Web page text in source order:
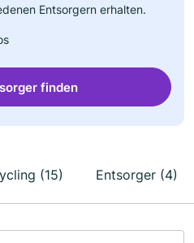
Entsorgern erhalten.
finden
(15) Entsorger (4)